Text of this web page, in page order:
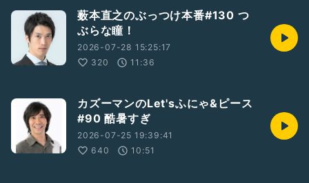
薮本直之のぶっつけ本番#130 つ
ぶらな瞳！
2026-07-28 15:25:17
320
11:36
カズーマンのLet'sふにゃ&ピース
#90 酷暑すぎ
2026-07-25 19:39:41
640
10:51